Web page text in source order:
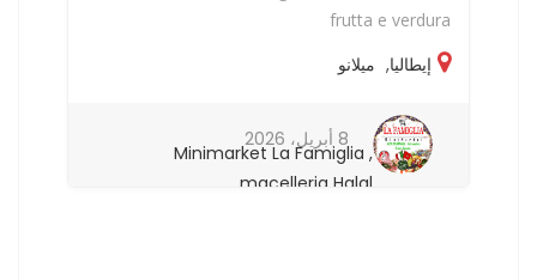
frutta e verdura
إيطاليا, ميلانو
Minimarket La Famiglia ,
macelleria Halal
8 أبريل، 2026